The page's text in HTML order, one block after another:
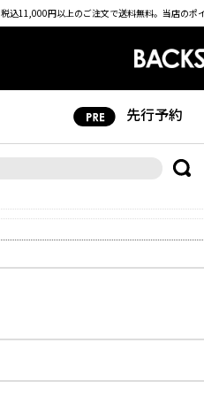
税込11,000円以上のご注文で送料無料。 当店のポ
先行予約